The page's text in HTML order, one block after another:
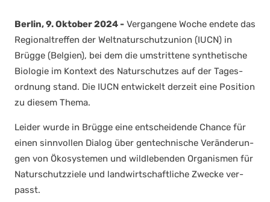
Ber­lin, 9. Okto­ber 2024 - Ver­gan­ge­ne Woche ende­te das
Regio­nal­tref­fen der Welt­na­tur­schutz­uni­on (IUCN) in
Brüg­ge (Bel­gi­en), bei dem die umstrit­te­ne syn­the­ti­sche
Bio­lo­gie im Kon­text des Natur­schut­zes auf der Tages­
ord­nung stand. Die IUCN ent­wi­ckelt der­zeit eine Posi­ti­on
zu die­sem The­ma.
Lei­der wur­de in Brüg­ge eine ent­schei­den­de Chan­ce für
einen sinn­vol­len Dia­log über gen­tech­ni­sche Ver­än­de­run­
gen von Öko­sys­te­men und wild­le­ben­den Orga­nis­men für
Natur­schutz­zie­le und land­wirt­schaft­li­che Zwe­cke ver­
passt.